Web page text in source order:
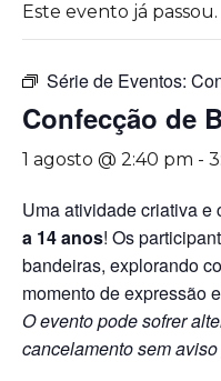
Este evento já passou.
Série de Eventos:
Confecção de
1 agosto @ 2:40 pm -
Uma atividade criativa
a 14 anos! Os
bandeiras, explorando
momento de expressão
O evento pode sofrer
cancelamento sem